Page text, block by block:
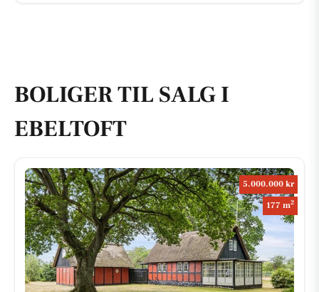
BOLIGER TIL SALG I
EBELTOFT
5.000.000 kr
177 m2